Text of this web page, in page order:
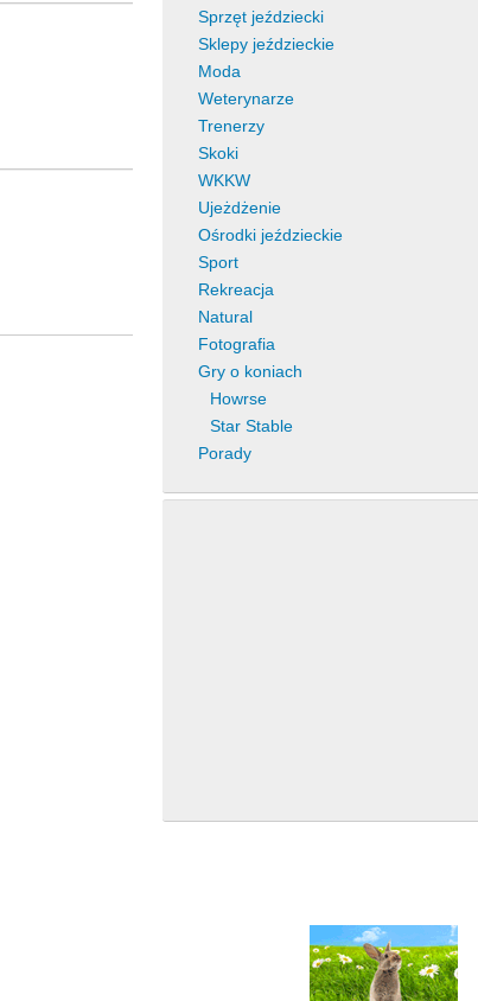
Sprzęt jeździecki
Sklepy jeździeckie
Moda
Weterynarze
Trenerzy
Skoki
WKKW
Ujeżdżenie
Ośrodki jeździeckie
Sport
Rekreacja
Natural
Fotografia
Gry o koniach
Howrse
Star Stable
Porady